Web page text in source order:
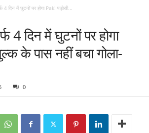
4 दिन में घुटनों पर होगा Pak! पड़ोसी...
4 दिन में घुटनों पर होगा
के पास नहीं बचा गोला-
0